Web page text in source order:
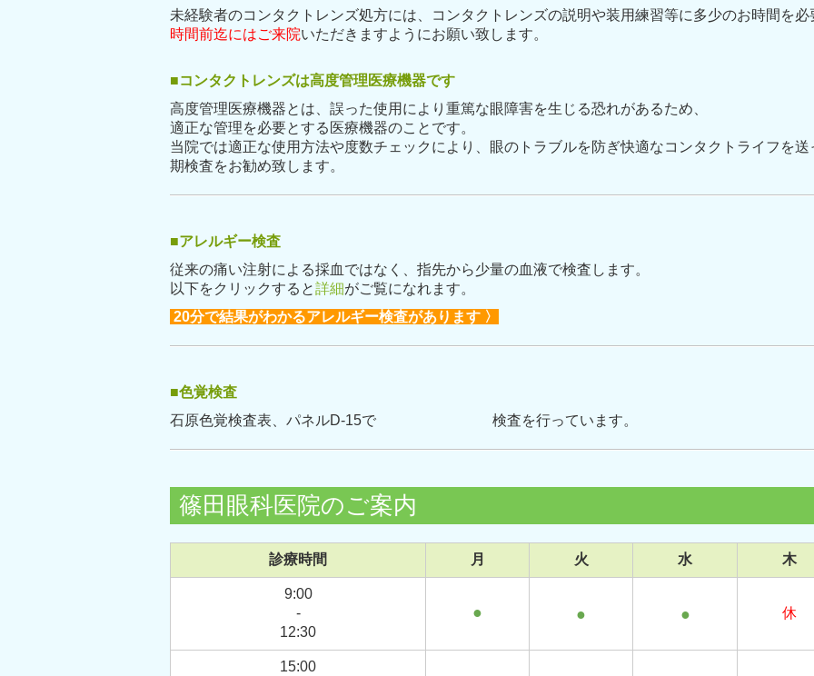
未経験者のコンタクトレンズ処方には、コンタクトレンズの説明や装用練習等に多少のお時間を必
時間前迄にはご来院いただきますようにお願い致します。
■コンタクトレンズは高度管理医療機器です
高度管理医療機器とは、誤った使用により重篤な眼障害を生
適正な管理を必要とする医療機器のことです。
当院では適正な使用方法や度数チェックにより、眼のトラブルを防ぎ快適なコンタクトライフを送
期検査をお勧め致します。
■アレルギー検査
従来の痛い注射による採血ではなく、指先から少量の血液で検査します。
以下をクリックすると詳細がご覧になれます。
20分で結果がわかるアレルギー検査があります 〉
■色覚検査
石原色覚検査表、パネルD-15で 検査を行っています。
篠田眼科医院のご案内
診療時間 月 火 水 木
9:00
-
12:30
● ● ● 休
15:00